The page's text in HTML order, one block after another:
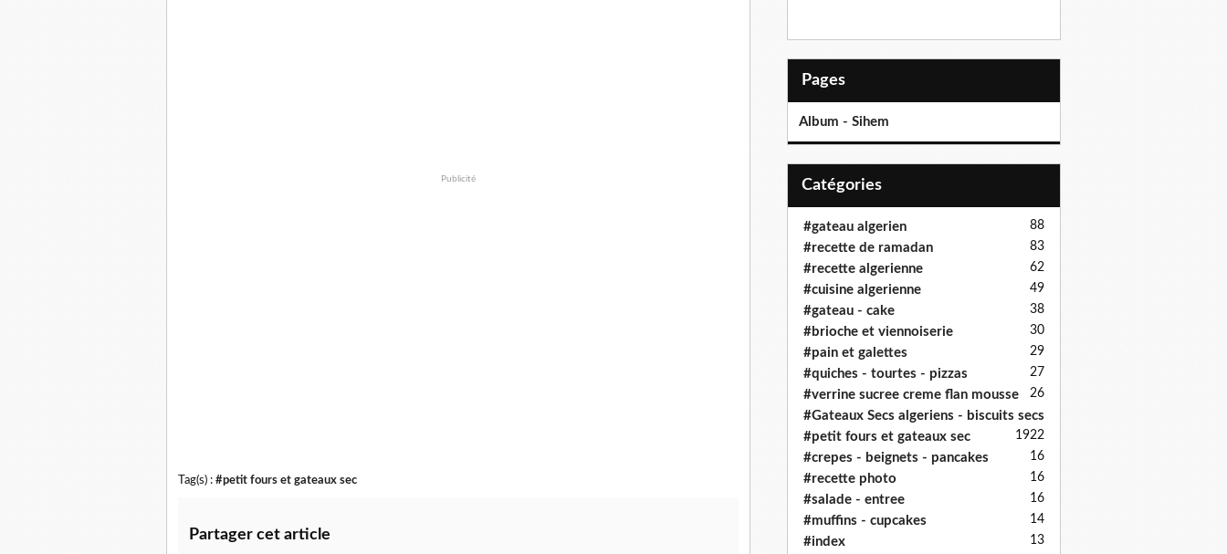
Publicité
Tag(s) : #petit fours et gateaux sec
Partager cet article
Pages
Album - Sihem
Catégories
#gateau algerien 88
#recette de ramadan 83
#recette algerienne 62
#cuisine algerienne 49
#gateau - cake 38
#brioche et viennoiserie 30
#pain et galettes 29
#quiches - tourtes - pizzas 27
#verrine sucree creme flan mousse 26
#Gateaux Secs algeriens - biscuits secs
22
#petit fours et gateaux sec 19
#crepes - beignets - pancakes 16
#recette photo 16
#salade - entree 16
#muffins - cupcakes 14
#index 13